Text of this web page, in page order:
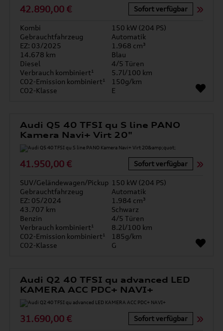
42.890,00 € Sofort verfügbar
Kombi
150 kW (204 PS)
Gebrauchtfahrzeug
Automatik
EZ: 03/2025
1.968 cm³
14.678 km
Blau
Diesel
4/5 Türen
Verbrauch kombiniert¹
5.7l/100 km
CO2-Emission kombiniert¹
150g/km
CO2-Klasse
E
Audi Q5 40 TFSI qu S line PANO
Kamera Navi+ Virt 20"
41.950,00 € Sofort verfügbar
SUV/Geländewagen/Pickup 150 kW (204 PS)
Gebrauchtfahrzeug
Automatik
EZ: 05/2024
1.984 cm³
43.707 km
Schwarz
Benzin
4/5 Türen
Verbrauch kombiniert¹
8.2l/100 km
CO2-Emission kombiniert¹
185g/km
CO2-Klasse
G
Audi Q2 40 TFSI qu advanced LED
KAMERA ACC PDC+ NAVI+
31.690,00 € Sofort verfügbar